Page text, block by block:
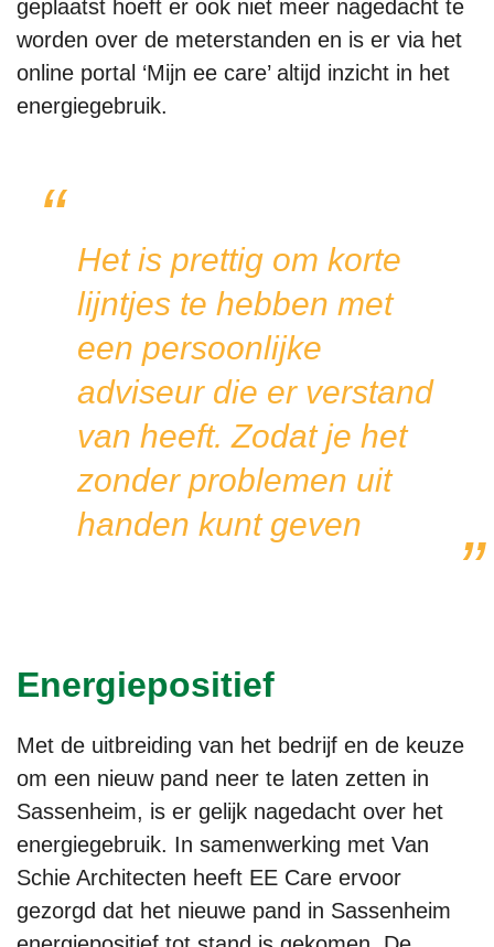
geplaatst hoeft er ook niet meer nagedacht te
worden over de meterstanden en is er via het
online portal ‘Mijn ee care’ altijd inzicht in het
energiegebruik.
Het is prettig om korte
lijntjes te hebben met
een persoonlijke
adviseur die er verstand
van heeft. Zodat je het
zonder problemen uit
handen kunt geven
Energiepositief
Met de uitbreiding van het bedrijf en de keuze
om een nieuw pand neer te laten zetten in
Sassenheim, is er gelijk nagedacht over het
energiegebruik. In samenwerking met Van
Schie Architecten heeft EE Care ervoor
gezorgd dat het nieuwe pand in Sassenheim